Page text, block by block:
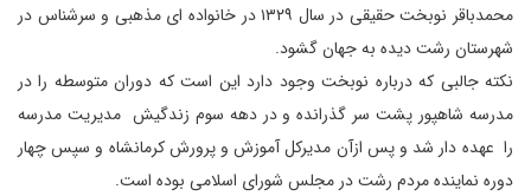
محمدباقر نوبخت حقیقی در سال ۱۳۲۹ در خانواده ای مذهبی و سرشناس در
شهرستان رشت دیده به جهان گشود.
نکته جالبی که درباره نوبخت وجود دارد این است که دوران متوسطه را در
مدرسه شاهپور پشت سر گذرانده و در دهه سوم زندگیش مدیریت مدرسه
را عهده دار شد و پس ازآن مدیرکل آموزش و پرورش کرمانشاه و سپس چهار
دوره نماینده مردم رشت در مجلس شورای اسلامی بوده است.